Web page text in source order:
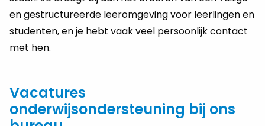
en gestructureerde leeromgeving voor leerlingen en
studenten, en je hebt vaak veel persoonlijk contact
met hen.
Vacatures
onderwijsondersteuning bij ons